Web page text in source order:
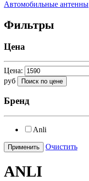
Автомобильные антенны
Фильтры
Цена
Цена:
руб
Бренд
Anli
Очистить
ANLI